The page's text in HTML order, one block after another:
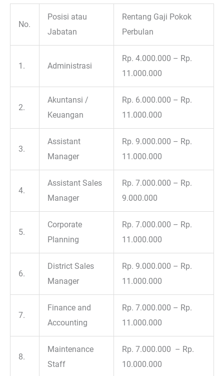
No.
Posisi atau
Jabatan
Rentang Gaji Pokok
Perbulan
1. Administrasi
Rp. 4.000.000 – Rp.
11.000.000
2.
Akuntansi /
Keuangan
Rp. 6.000.000 – Rp.
11.000.000
3.
Assistant
Manager
Rp. 9.000.000 – Rp.
11.000.000
4.
Assistant Sales
Manager
Rp. 7.000.000 – Rp.
9.000.000
5.
Corporate
Planning
Rp. 7.000.000 – Rp.
11.000.000
6.
District Sales
Manager
Rp. 9.000.000 – Rp.
11.000.000
7.
Finance and
Accounting
Rp. 7.000.000 – Rp.
11.000.000
8.
Maintenance
Staff
Rp. 7.000.000 – Rp.
10.000.000